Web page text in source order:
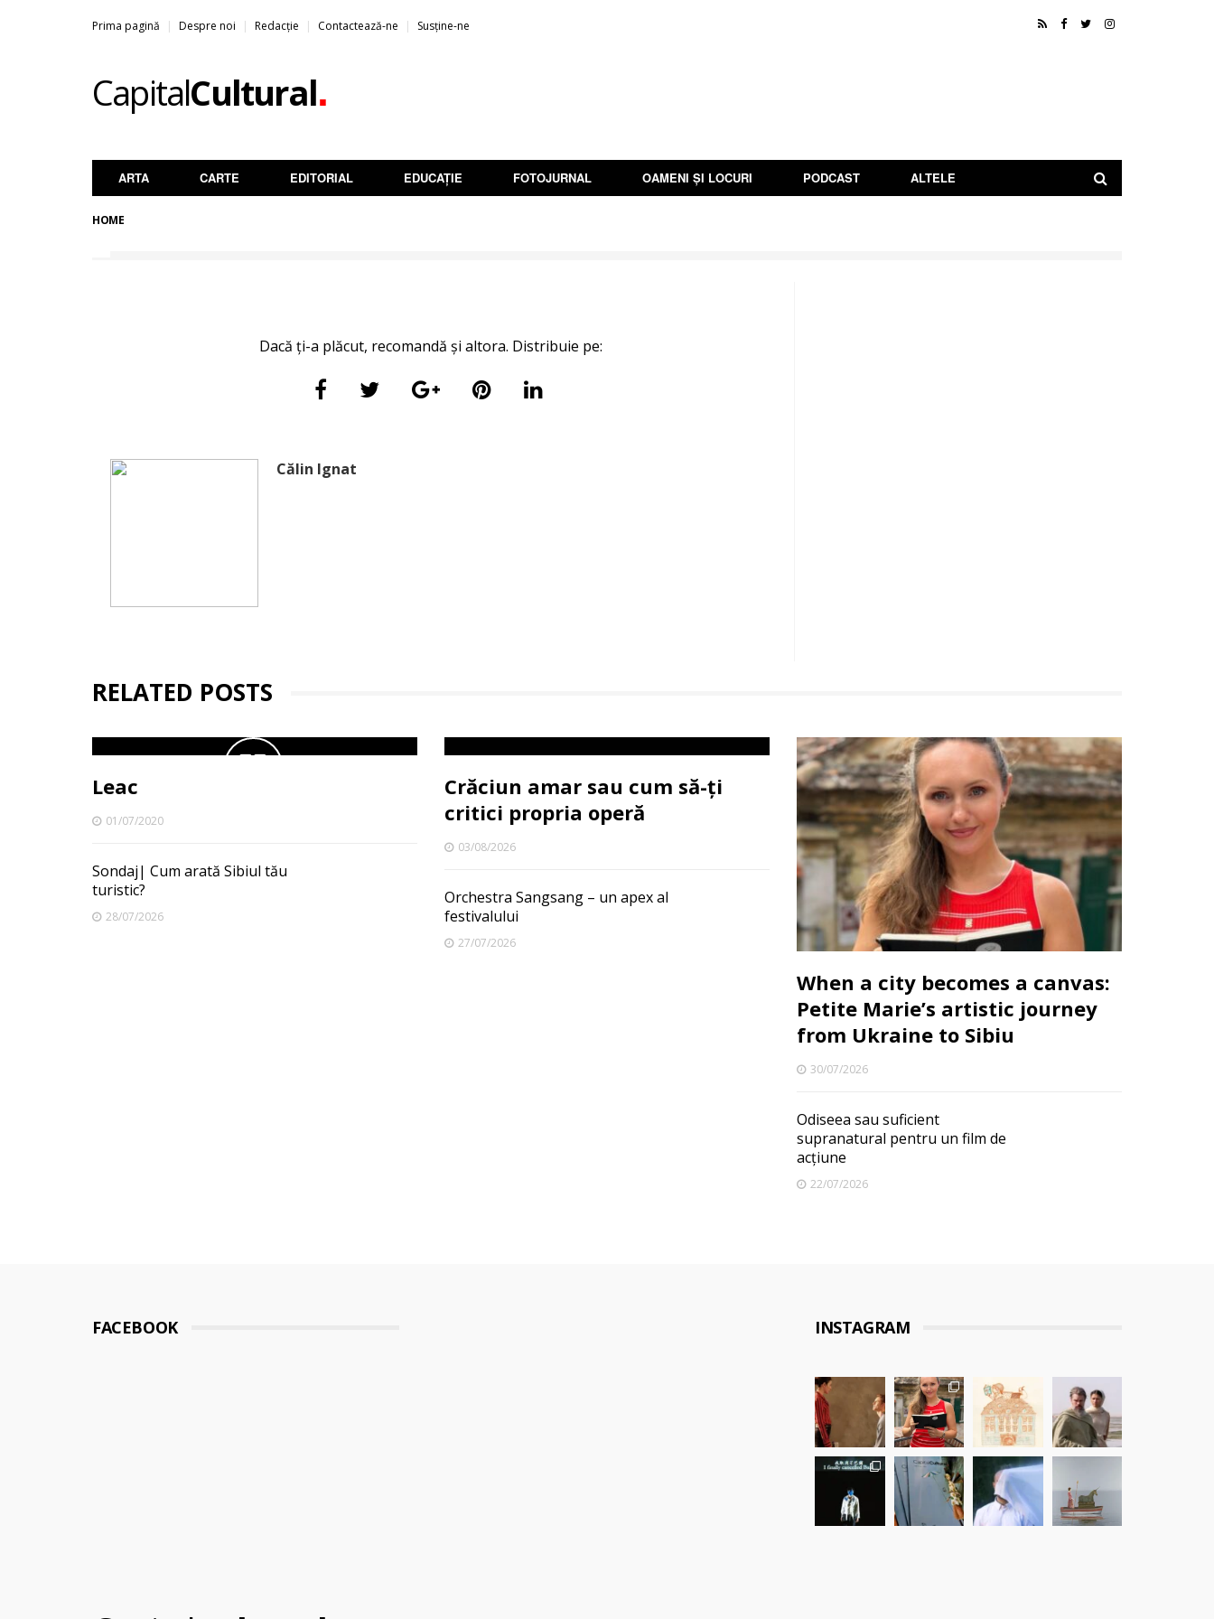
Prima pagină Despre noi Redacție Contactează-ne Susține-ne
CapitalCultural.
ARTA CARTE EDITORIAL EDUCAȚIE FOTOJURNAL OAMENI ȘI LOCURI PODCAST ALTELE
HOME
Dacă ți-a plăcut, recomandă și altora. Distribuie pe:
Călin Ignat
RELATED POSTS
Leac
01/07/2020
Sondaj| Cum arată Sibiul tău
turistic?
28/07/2026
Crăciun amar sau cum să-ți
critici propria operă
03/08/2026
Orchestra Sangsang – un apex al
festivalului
27/07/2026
When a city becomes a canvas:
Petite Marie’s artistic journey
from Ukraine to Sibiu
30/07/2026
Odiseea sau suficient
supranatural pentru un film de
acțiune
22/07/2026
FACEBOOK INSTAGRAM